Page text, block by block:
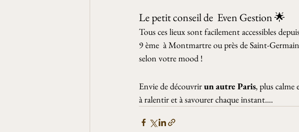
Le petit conseil de  Even Gestion 🌟
Tous ces lieux sont facilement accessibles
9 ème  à Montmartre ou près de Saint-
selon votre mood !
Envie de découvrir un autre Paris, plus calme
à ralentir et à savourer chaque instant....